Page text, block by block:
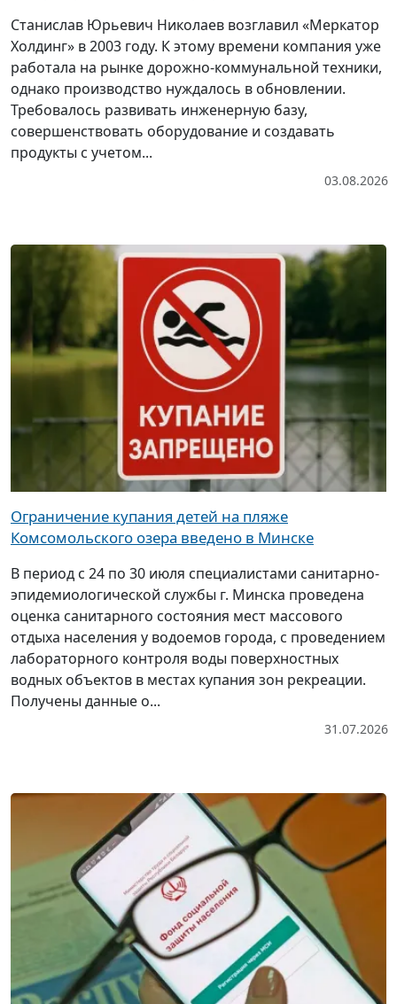
Станислав Юрьевич Николаев возглавил «Меркатор
Холдинг» в 2003 году. К этому времени компания уже
работала на рынке дорожно-коммунальной техники,
однако производство нуждалось в обновлении.
Требовалось развивать инженерную базу,
совершенствовать оборудование и создавать
продукты с учетом...
03.08.2026
Ограничение купания детей на пляже
Комсомольского озера введено в Минске
В период с 24 по 30 июля специалистами санитарно-
эпидемиологической службы г. Минска проведена
оценка санитарного состояния мест массового
отдыха населения у водоемов города, с проведением
лабораторного контроля воды поверхностных
водных объектов в местах купания зон рекреации.
Получены данные о...
31.07.2026